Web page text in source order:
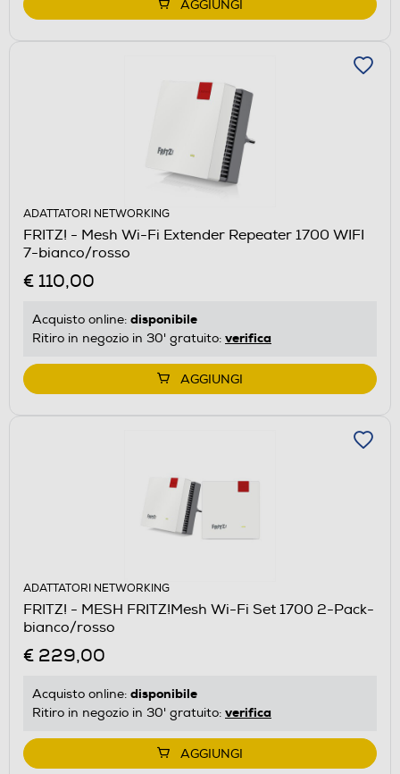
AGGIUNGI
ADATTATORI NETWORKING
FRITZ! - Mesh Wi-Fi Extender Repeater 1700 WIFI
7-bianco/rosso
€ 110,00
Acquisto online: disponibile
Ritiro in negozio in 30' gratuito: verifica
AGGIUNGI
ADATTATORI NETWORKING
FRITZ! - MESH FRITZ!Mesh Wi-Fi Set 1700 2-Pack-
bianco/rosso
€ 229,00
Acquisto online: disponibile
Ritiro in negozio in 30' gratuito: verifica
AGGIUNGI